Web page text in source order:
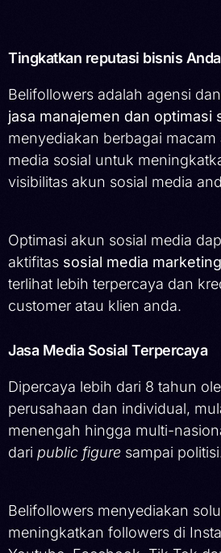
Tingkatkan reputasi bisnis Anda
Belifollowers adalah agensi
jasa manajemen dan optimasi
menyediakan berbagai
media sosial untuk
visibilitas akun sosial media
Optimasi akun sosial media
aktifitas sosial media marketing
terlihat lebih terpercaya dan
customer atau klien anda.
Jasa Media Sosial Terpercaya
Dipercaya lebih dari 8 tahun
perusahaan dan individual,
menengah hingga multi-
dari public figure sampai
Belifollowers menyediakan
meningkatkan followers di